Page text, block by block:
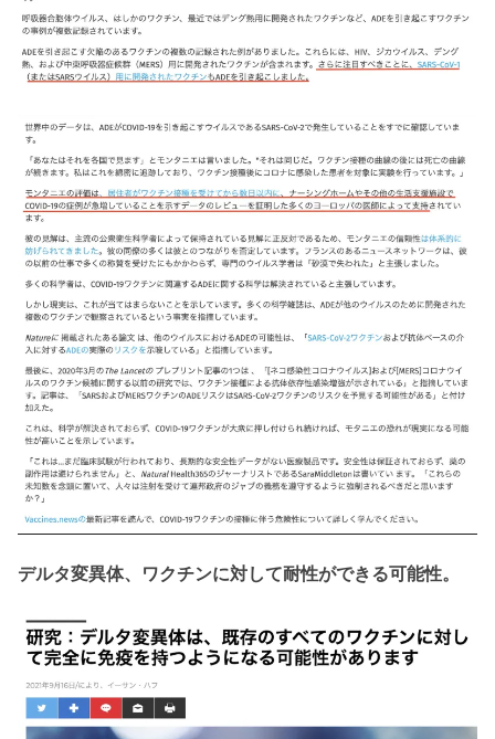
デルタ変異体、ワクチンに対して耐性ができる可能性。